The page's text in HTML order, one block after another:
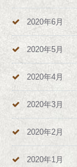
2020年6月
2020年5月
2020年4月
2020年3月
2020年2月
2020年1月